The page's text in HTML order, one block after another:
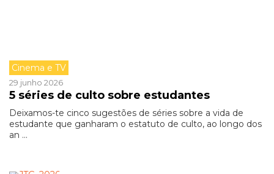
Cinema e TV
29 junho 2026
5 séries de culto sobre estudantes
Deixamos-te cinco sugestões de séries sobre a vida de
estudante que ganharam o estatuto de culto, ao longo dos
an ...